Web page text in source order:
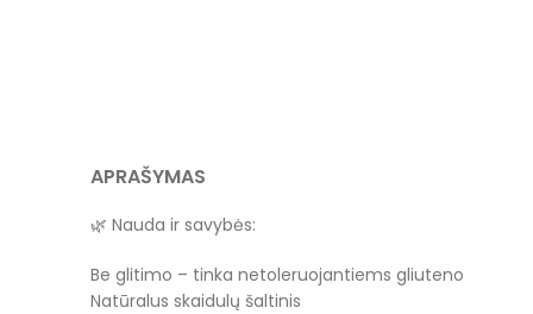
APRAŠYMAS
🌿 Nauda ir savybės:
Be glitimo – tinka netoleruojantiems gliuteno
Natūralus skaidulų šaltinis